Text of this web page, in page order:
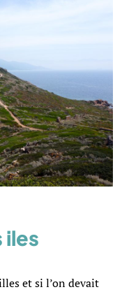
iles
et si l’on devait